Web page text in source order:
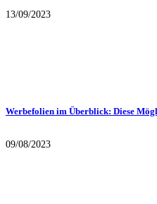
13/09/2023
Werbefolien im Überblick: Diese
09/08/2023